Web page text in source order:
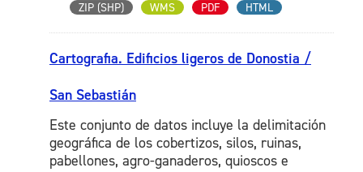
ZIP (SHP) WMS PDF HTML
Cartografia. Edificios ligeros de Donostia /
San Sebastián
Este conjunto de datos incluye la delimitación
geográfica de los cobertizos, silos, ruinas,
pabellones, agro-ganaderos, quioscos e